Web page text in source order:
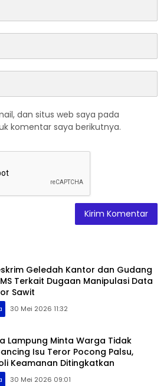
dan situs web saya pada
komentar saya berikutnya.
Geledah Kantor dan Gudang
Terkait Dugaan Manipulasi Data
Sawit
30 Mei 2026 11:32
Lampung Minta Warga Tidak
Isu Teror Pocong Palsu,
Keamanan Ditingkatkan
30 Mei 2026 09:01